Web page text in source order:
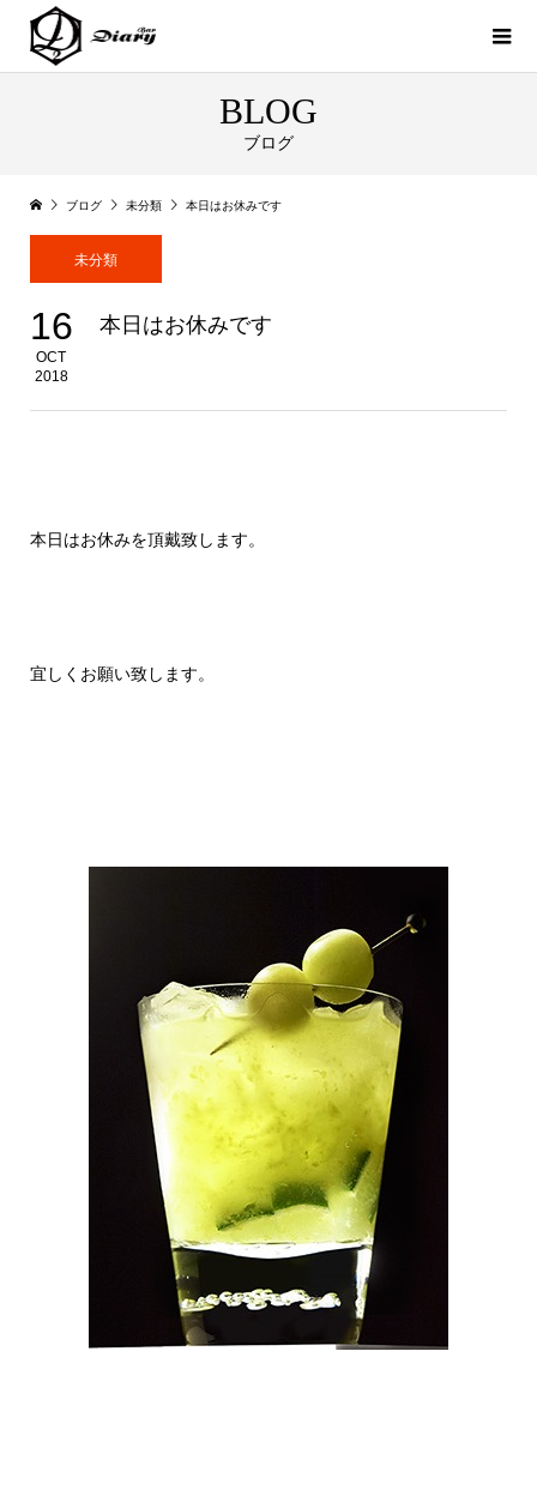
BLOG
ブログ
ブログ 未分類 本日はお休みです
未分類
16
OCT
2018
本日はお休みです
本日はお休みを頂戴致します。
宜しくお願い致します。